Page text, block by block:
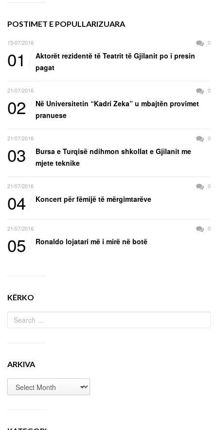
POSTIMET E POPULLARIZUARA
15/07/2016 0
01
Aktorët rezidentë të Teatrit të Gjilanit po i presin
pagat
21/07/2016 0
02
Në Universitetin “Kadri Zeka” u mbajtën provimet
pranuese
21/07/2016 0
03
Bursa e Turqisë ndihmon shkollat e Gjilanit me
mjete teknike
21/07/2016 0
04 Koncert për fëmijë të mërgimtarëve
21/07/2016 0
05 Ronaldo lojatari më i mirë në botë
KËRKO
ARKIVA